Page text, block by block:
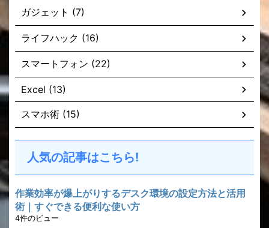
ガジェット (7)
ライフハック (16)
スマートフォン (22)
Excel (13)
スマホ術 (15)
人気の記事はこちら!
作業効率が爆上がりするデスク環境の設定方法と活用
術｜すぐできる便利な使い方
4件のビュー